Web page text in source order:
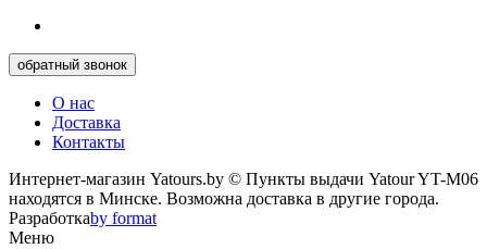
обратный звонок
О нас
Доставка
Контакты
Интернет-магазин Yatours.by © Пункты выдачи Yatour YT-M06
находятся в Минске. Возможна доставка в другие города.
Разработкаby format
Меню